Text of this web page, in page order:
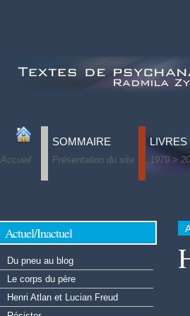
Accueil
SOMMAIRE
Présentation du site
LIVRES
1979 >
Le lien
Tous les
Après
Actuel/Inactuel
Du pneu au blog
Le corps du père
Henri Atlan et Lucian Freud